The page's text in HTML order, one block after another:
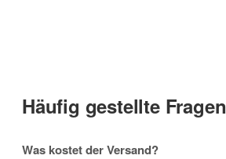
Häufig gestellte Fragen
Was kostet der Versand?